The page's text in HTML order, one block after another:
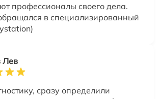
профессионалы своего дела.
в специализированный
Лев
сразу определили